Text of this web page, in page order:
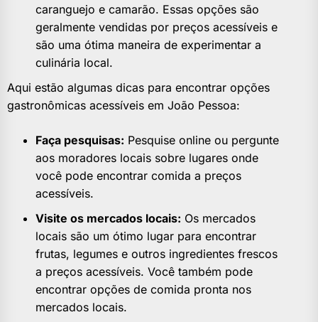
caranguejo e camarão. Essas opções são
geralmente vendidas por preços acessíveis e
são uma ótima maneira de experimentar a
culinária local.
Aqui estão algumas dicas para encontrar opções
gastronômicas acessíveis em João Pessoa:
Faça pesquisas: Pesquise online ou pergunte
aos moradores locais sobre lugares onde
você pode encontrar comida a preços
acessíveis.
Visite os mercados locais: Os mercados
locais são um ótimo lugar para encontrar
frutas, legumes e outros ingredientes frescos
a preços acessíveis. Você também pode
encontrar opções de comida pronta nos
mercados locais.